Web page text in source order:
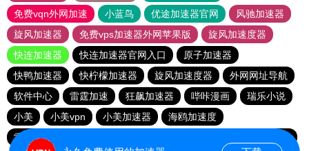
免费vqn外网加速
小蓝鸟 优途加速器官网
风驰加速器
旋风加速器
免费vps加速器外网苹果版
旋风加速度器
快连加速器
快连加速器官网入口
原子加速器
快鸭加速器
快柠檬加速器 旋风加速度器
外网网址导航
软件中心
雷霆加速 狂飙加速器 哔咔漫画
瑞乐小说
小美
小美vpn 小美加速器
海鸥加速度
雷霆加速版ins
雷霆加速